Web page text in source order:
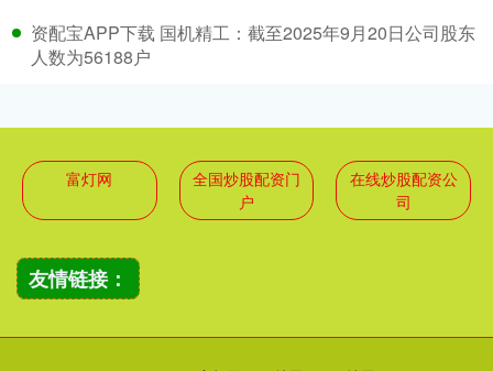
资配宝APP下载 国机精工：截至2025年9月20日公司股东
人数为56188户
富灯网
全国炒股配资门
户
在线炒股配资公
司
友情链接：